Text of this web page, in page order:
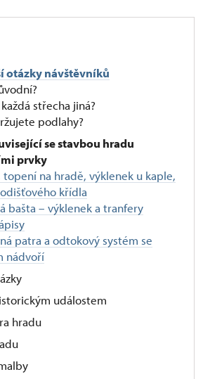
otázky návštěvníků
střecha jiná?
podlahy?
se stavbou hradu
prvky
topení na hradě, výklenek u kaple,
křídla
bašta – výklenek a tranfery
patra a odtokový systém se
nádvoří
událostem
hradu